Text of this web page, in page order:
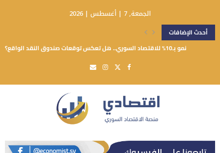
الجمعة, 7 | أغسطس | 2026
أحدث الإضافات
نمو بـ10% للاقتصاد السوري.. هل تعكس توقعات صندوق النقد الواقع؟